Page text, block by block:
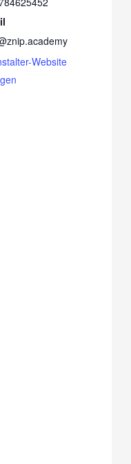
Website